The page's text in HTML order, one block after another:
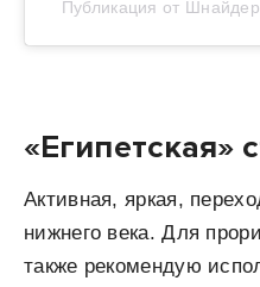
Публикация от
«Египетская»
Активная, яркая,
нижнего века. Для
также рекомендую